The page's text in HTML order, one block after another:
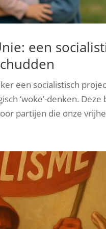
een
een socialistisch
‘woke’-denken.
partijen die onze